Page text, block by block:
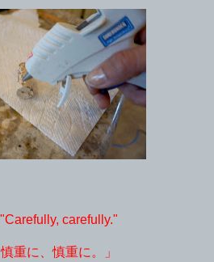
carefully."
重に、慎重に。」